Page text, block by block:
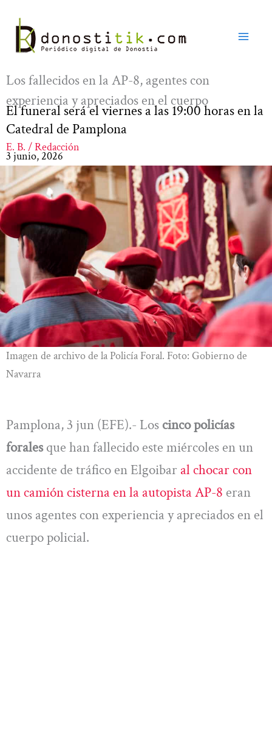
contenido
Los fallecidos en la AP-8, agentes con
experiencia y apreciados en el cuerpo
El funeral será el viernes a las 19:00 horas en la
Catedral de Pamplona
E. B. / Redacción
3 junio, 2026
Imagen de archivo de la Policía Foral. Foto: Gobierno de
Navarra
Pamplona, 3 jun (EFE).- Los cinco policías
foralesque han fallecido este miércoles en un
accidente de tráfico en Elgoibar al chocar con
un camión cisterna en la autopista AP-8 eran
unos agentes con experiencia y apreciados en el
cuerpo policial.